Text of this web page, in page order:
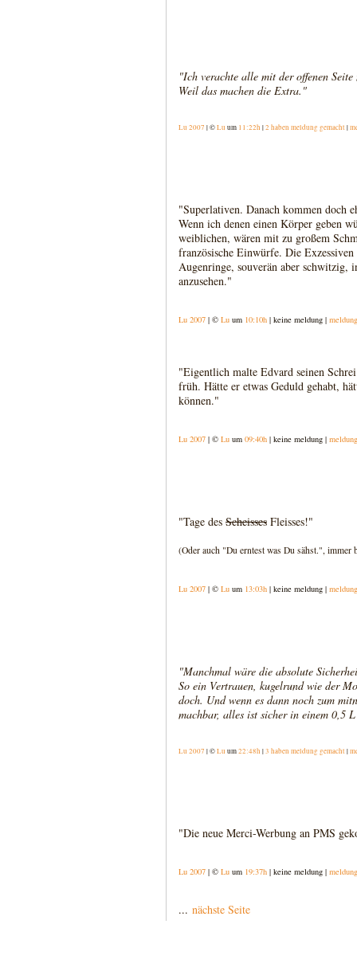
"Ich verachte alle mit der offenen
Weil das machen die Extra."
Lu 2007 | ©Lu um 11:22h |2 haben meldung gemacht|
"Superlativen. Danach kommen doch
Wenn ich denen einen Körper geben
weiblichen, wären mit zu großem
französische Einwürfe. Die
Augenringe, souverän aber schwitzig,
anzusehen."
Lu 2007 | © Lu um 10:10h | keine meldung |
"Eigentlich malte Edvard seinen
früh. Hätte er etwas Geduld gehabt,
können."
Lu 2007 | © Lu um 09:40h | keine meldung |
"Tage des Scheisses Fleisses!"
(Oder auch "Du erntest was Du sähst.",
Lu 2007 | © Lu um 13:03h | keine meldung |
"Manchmal wäre die absolute
So ein Vertrauen, kugelrund wie der
doch. Und wenn es dann noch zum
machbar, alles ist sicher in einem 0,5
Lu 2007 | ©Lu um22:48h |3 haben meldung gemacht|
"Die neue Merci-Werbung an PMS
Lu 2007 | © Lu um 19:37h | keine meldung |
... nächste Seite